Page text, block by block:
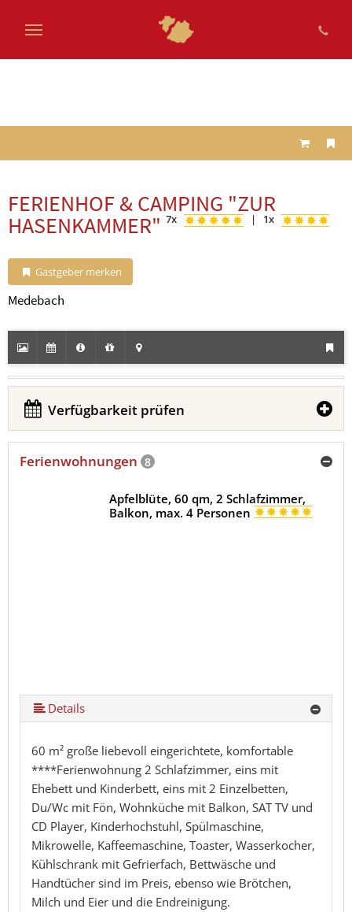
Hauptinhalt
FERIENHOF & CAMPING "ZUR
HASENKAMMER" 7x | 1x
Gastgeber merken
Medebach
Verfügbarkeit prüfen
Ferienwohnungen 8
Apfelblüte, 60 qm, 2 Schlafzimmer,
Balkon, max. 4 Personen
Details
60 m² große liebevoll eingerichtete, komfortable
****Ferienwohnung 2 Schlafzimmer, eins mit
Ehebett und Kinderbett, eins mit 2 Einzelbetten,
Du/Wc mit Fön, Wohnküche mit Balkon, SAT TV und
CD Player, Kinderhochstuhl, Spülmaschine,
Mikrowelle, Kaffeemaschine, Toaster, Wasserkocher,
Kühlschrank mit Gefrierfach, Bettwäsche und
Handtücher sind im Preis, ebenso wie Brötchen,
Milch und Eier und die Endreinigung.